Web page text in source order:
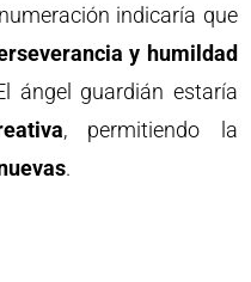
indicaría que
y humildad
ángel guardián estaría
, permitiendo la
.